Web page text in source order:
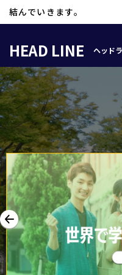
結んでいきます。
HEAD LINE ヘッド